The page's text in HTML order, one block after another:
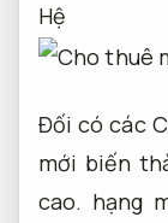
Đối có các
mới biến
cao. hạng